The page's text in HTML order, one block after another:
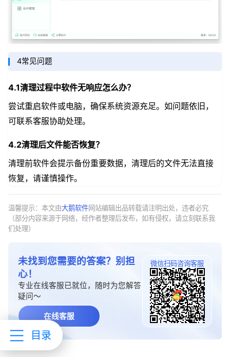
目录
4常见问题
4.1清理过程中软件无响应怎么办？
尝试重启软件或电脑，确保系统资源充足。如问题依旧，
可联系客服协助处理。
4.2清理后文件能否恢复？
清理前软件会提示备份重要数据，清理后的文件无法直接
恢复，请谨慎操作。
温馨提示：本文由大鹅软件网站编辑出品转载请注明出处，违者必究
（部分内容来源于网络，经作者整理后发布，如有侵权，请立刻联系我
们处理）
未找到您需要的答案？别担
心！
专业在线客服已就位，随时为您解答
疑问～
在线客服
微信扫码咨询客服